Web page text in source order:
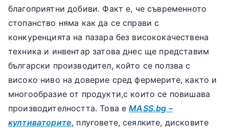
благоприятни добиви. Факт е, че съвременното
стопанство няма как да се справи с
конкуренцията на пазара без висококачествена
техника и инвентар затова днес ще представим
български производител, който се ползва с
високо ниво на доверие сред фермерите, както и
многообразие от продукти,с които се повишава
производителността. Това еMASS.bg –
култиваторите, плуговете, сеялките, дисковите